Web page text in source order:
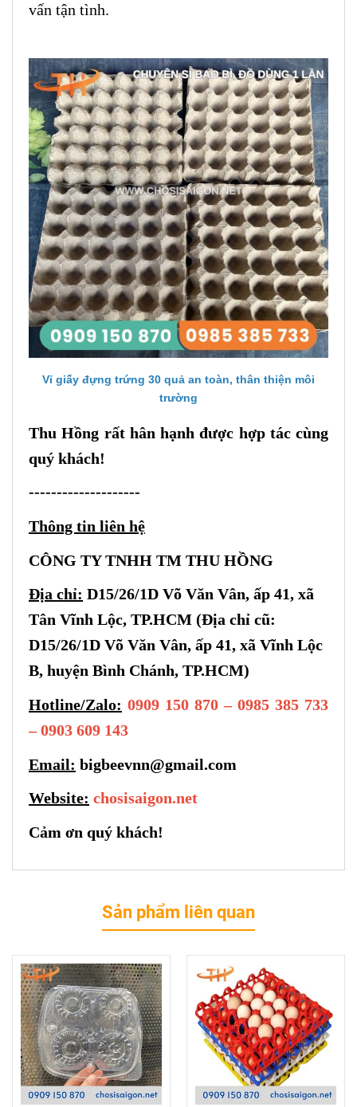
vấn tận tình.
Vỉ giấy đựng trứng 30 quả an toàn, thân thiện môi
trường
Thu Hồng rất hân hạnh được hợp tác cùng
quý khách!
--------------------
Thông tin liên hệ
CÔNG TY TNHH TM THU HỒNG
Địa chỉ: D15/26/1D Võ Văn Vân, ấp 41, xã
Tân Vĩnh Lộc, TP.HCM (Địa chỉ cũ:
D15/26/1D Võ Văn Vân, ấp 41, xã Vĩnh Lộc
B, huyện Bình Chánh, TP.HCM)
Hotline/Zalo: 0909 150 870 – 0985 385 733
– 0903 609 143
Email: bigbeevnn@gmail.com
Website: chosisaigon.net
Cảm ơn quý khách!
Sản phẩm liên quan